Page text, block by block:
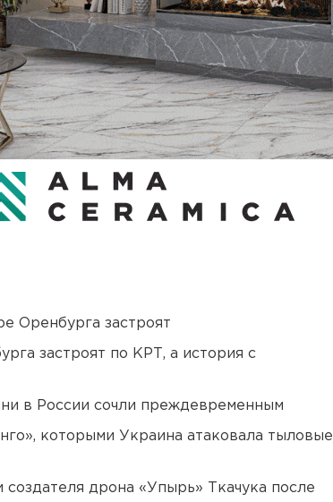
Оренбурга застроят
застроят по КРТ, а история с
в России сочли преждевременным
которыми Украина атаковала тыловые
создателя дрона «Упырь» Ткачука после